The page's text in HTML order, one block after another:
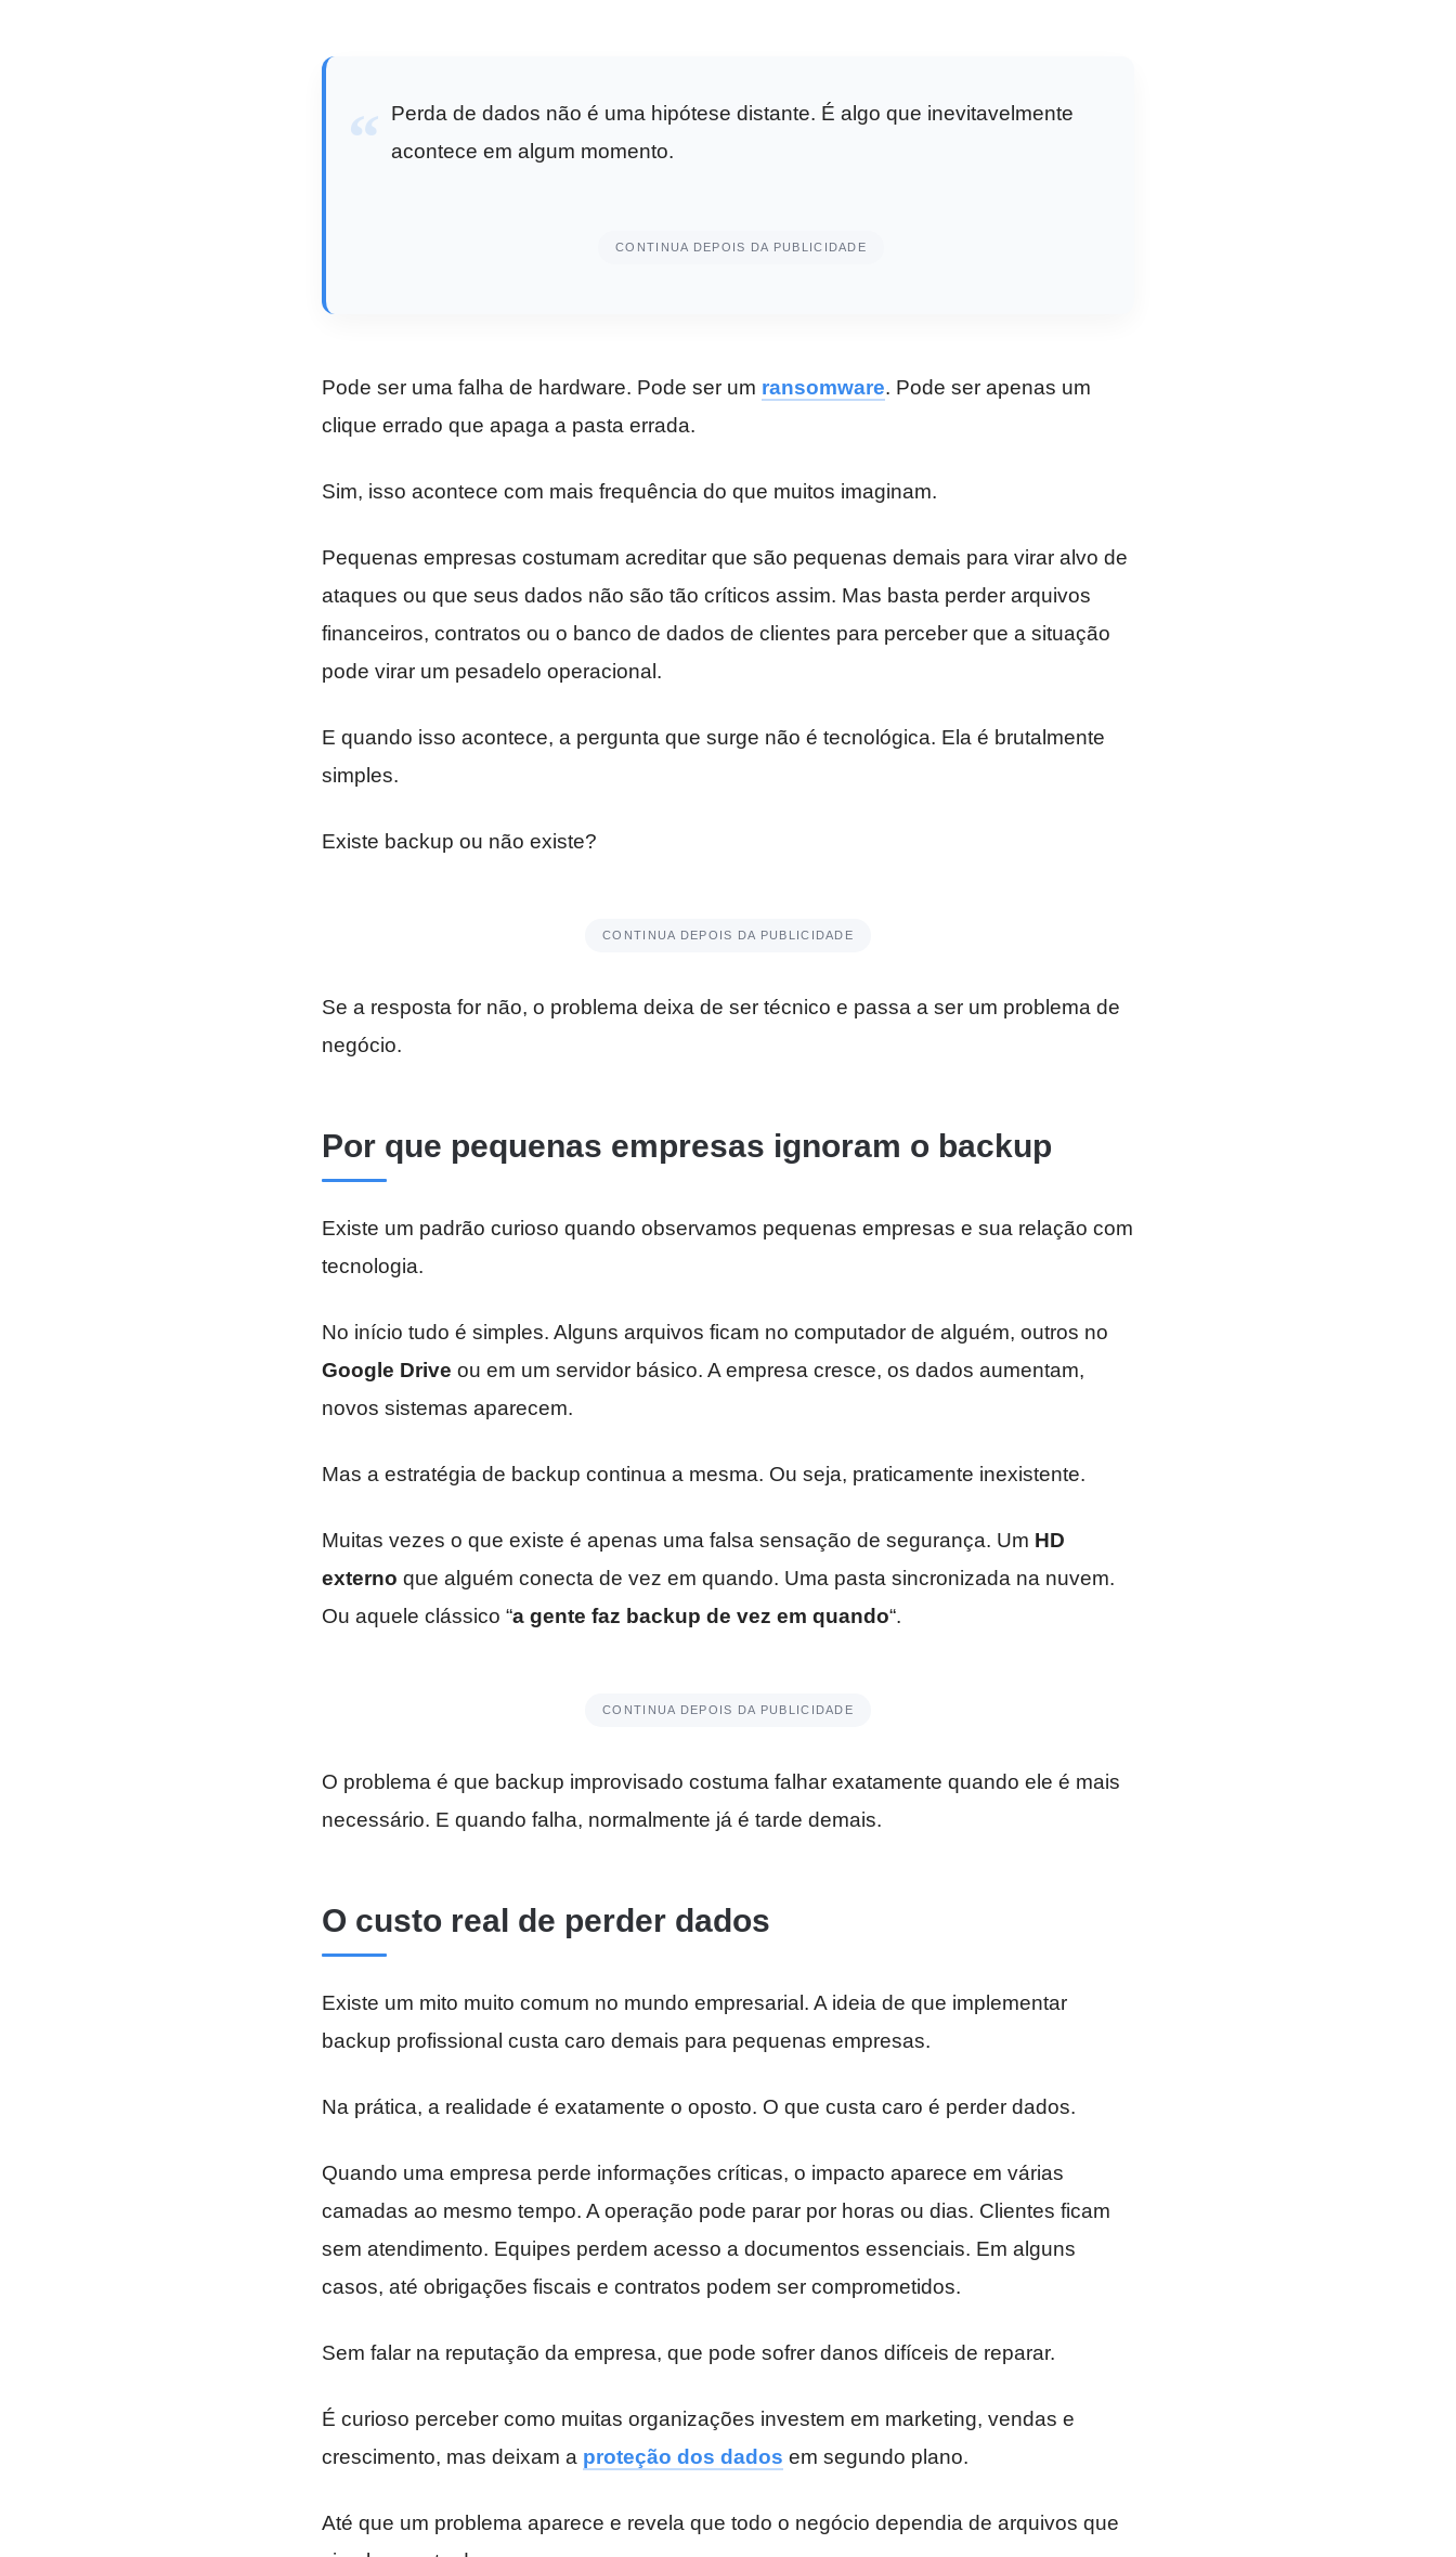
Perda de dados não é uma hipótese distante. É algo que inevitavelmente
acontece em algum momento.
CONTINUA DEPOIS DA PUBLICIDADE
Pode ser uma falha de hardware. Pode ser um ransomware. Pode ser apenas um
clique errado que apaga a pasta errada.
Sim, isso acontece com mais frequência do que muitos imaginam.
Pequenas empresas costumam acreditar que são pequenas demais para virar alvo de
ataques ou que seus dados não são tão críticos assim. Mas basta perder arquivos
financeiros, contratos ou o banco de dados de clientes para perceber que a situação
pode virar um pesadelo operacional.
E quando isso acontece, a pergunta que surge não é tecnológica. Ela é brutalmente
simples.
Existe backup ou não existe?
CONTINUA DEPOIS DA PUBLICIDADE
Se a resposta for não, o problema deixa de ser técnico e passa a ser um problema de
negócio.
Por que pequenas empresas ignoram o backup
Existe um padrão curioso quando observamos pequenas empresas e sua relação com
tecnologia.
No início tudo é simples. Alguns arquivos ficam no computador de alguém, outros no
Google Drive ou em um servidor básico. A empresa cresce, os dados aumentam,
novos sistemas aparecem.
Mas a estratégia de backup continua a mesma. Ou seja, praticamente inexistente.
Muitas vezes o que existe é apenas uma falsa sensação de segurança. Um HD
externo que alguém conecta de vez em quando. Uma pasta sincronizada na nuvem.
Ou aquele clássico “a gente faz backup de vez em quando“.
CONTINUA DEPOIS DA PUBLICIDADE
O problema é que backup improvisado costuma falhar exatamente quando ele é mais
necessário. E quando falha, normalmente já é tarde demais.
O custo real de perder dados
Existe um mito muito comum no mundo empresarial. A ideia de que implementar
backup profissional custa caro demais para pequenas empresas.
Na prática, a realidade é exatamente o oposto. O que custa caro é perder dados.
Quando uma empresa perde informações críticas, o impacto aparece em várias
camadas ao mesmo tempo. A operação pode parar por horas ou dias. Clientes ficam
sem atendimento. Equipes perdem acesso a documentos essenciais. Em alguns
casos, até obrigações fiscais e contratos podem ser comprometidos.
Sem falar na reputação da empresa, que pode sofrer danos difíceis de reparar.
É curioso perceber como muitas organizações investem em marketing, vendas e
crescimento, mas deixam a proteção dos dados em segundo plano.
Até que um problema aparece e revela que todo o negócio dependia de arquivos que